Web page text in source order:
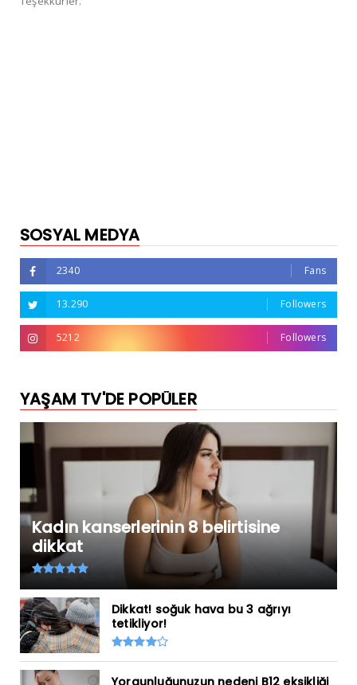
SOSYAL MEDYA
2340 Fans
13.290 Followers
5212 Followers
YAŞAM TV'DE POPÜLER
Kadın kanserlerinin 8 belirtisine
dikkat
Dikkat! soğuk hava bu 3 ağrıyı
tetikliyor!
Yorgunluğunuzun nedeni B12 eksikliği